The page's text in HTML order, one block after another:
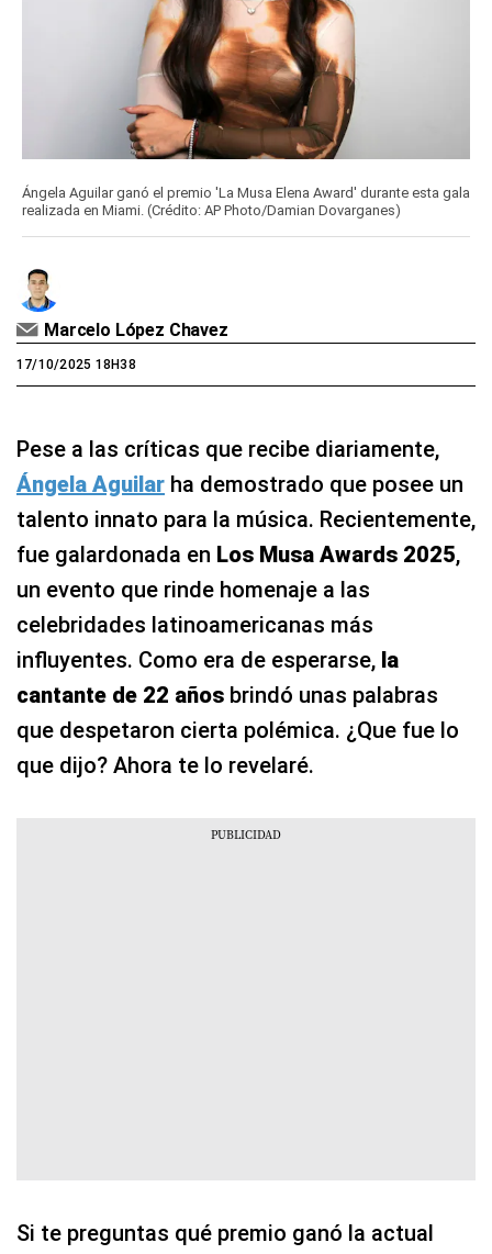
Ángela Aguilar ganó el premio 'La Musa Elena Award' durante esta gala
realizada en Miami. (Crédito: AP Photo/Damian Dovarganes)
Marcelo López Chavez
17/10/2025 18H38
Pese a las críticas que recibe diariamente,
Ángela Aguilar ha demostrado que posee un
talento innato para la música. Recientemente,
fue galardonada en Los Musa Awards 2025,
un evento que rinde homenaje a las
celebridades latinoamericanas más
influyentes. Como era de esperarse, la
cantante de 22 años brindó unas palabras
que despetaron cierta polémica. ¿Que fue lo
que dijo? Ahora te lo revelaré.
Si te preguntas qué premio ganó la actual